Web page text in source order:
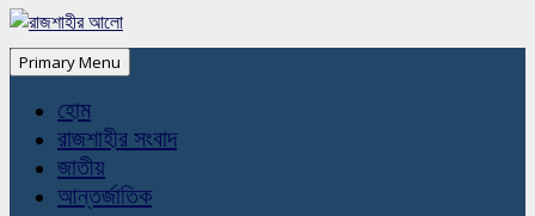
Primary Menu
হোম
রাজশাহীর সংবাদ
জাতীয়
আন্তর্জাতিক